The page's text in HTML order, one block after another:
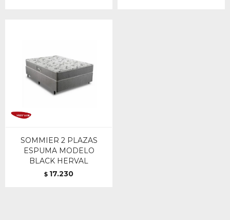
SOMMIER 2 PLAZAS
ESPUMA MODELO
BLACK HERVAL
$ 17.230